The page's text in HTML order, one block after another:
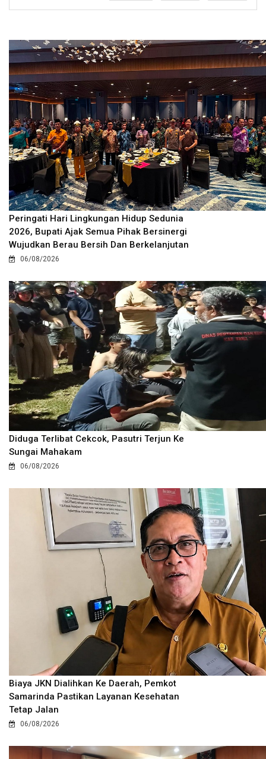
Peringati Hari Lingkungan Hidup Sedunia
2026, Bupati Ajak Semua Pihak Bersinergi
Wujudkan Berau Bersih Dan Berkelanjutan
06/08/2026
Diduga Terlibat Cekcok, Pasutri Terjun Ke
Sungai Mahakam
06/08/2026
Biaya JKN Dialihkan Ke Daerah, Pemkot
Samarinda Pastikan Layanan Kesehatan
Tetap Jalan
06/08/2026